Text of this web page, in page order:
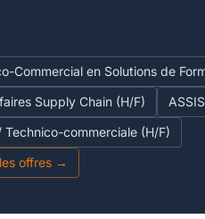
Commercial en Solutions de
Supply Chain (H/F)
commerciale (H/F)
offres →